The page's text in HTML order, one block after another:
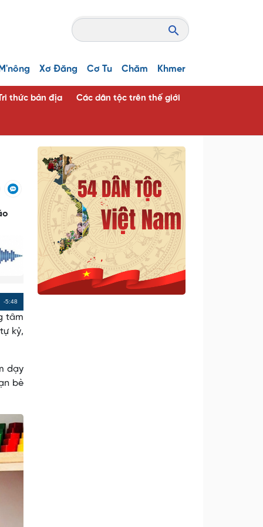
Xơ Đăng Cơ Tu Chăm Khmer
thức bản địa Các dân tộc trên thế giới
Remaining
Time
-5:48
tâm
kỷ,
dạy
bè